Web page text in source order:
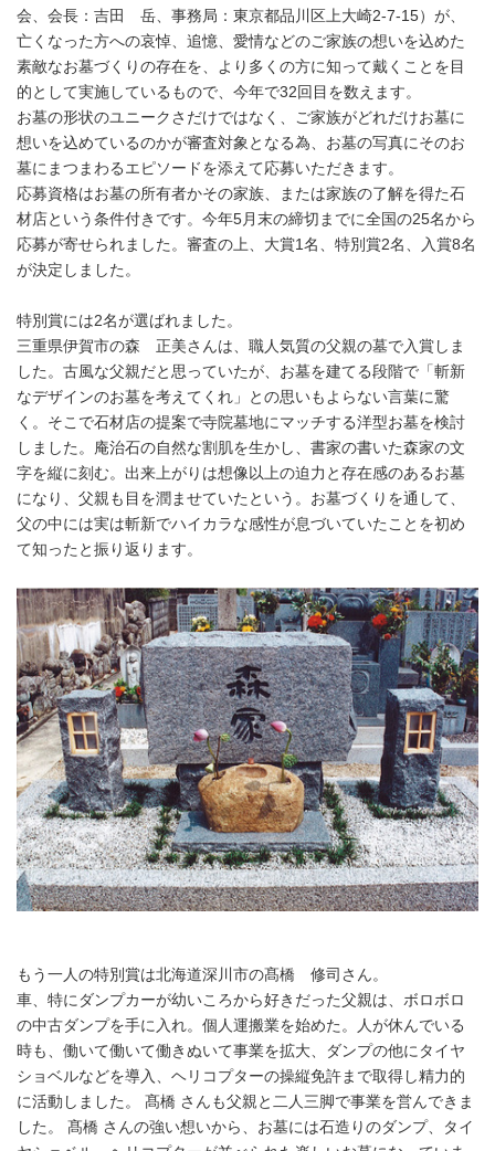
会、会長：吉田 岳、事務局：東京都品川区上大崎2-7-15）が、
亡くなった方への哀悼、追憶、愛情などのご家族の想いを込めた
素敵なお墓づくりの存在を、より多くの方に知って戴くことを目
的として実施しているもので、今年で32回目を数えます。
お墓の形状のユニークさだけではなく、ご家族がどれだけお墓に
想いを込めているのかが審査対象となる為、お墓の写真にそのお
墓にまつまわるエピソードを添えて応募いただきます。
応募資格はお墓の所有者かその家族、または家族の了解を得た石
材店という条件付きです。今年5月末の締切までに全国の25名から
応募が寄せられました。審査の上、大賞1名、特別賞2名、入賞8名
が決定しました。
特別賞には2名が選ばれました。
三重県伊賀市の森 正美さんは、職人気質の父親の墓で入賞しま
した。古風な父親だと思っていたが、お墓を建てる段階で「斬新
なデザインのお墓を考えてくれ」との思いもよらない言葉に驚
く。そこで石材店の提案で寺院墓地にマッチする洋型お墓を検討
しました。庵治石の自然な割肌を生かし、書家の書いた森家の文
字を縦に刻む。出来上がりは想像以上の迫力と存在感のあるお墓
になり、父親も目を潤ませていたという。お墓づくりを通して、
父の中には実は斬新でハイカラな感性が息づいていたことを初め
て知ったと振り返ります。
もう一人の特別賞は北海道深川市の髙橋 修司さん。
車、特にダンプカーが幼いころから好きだった父親は、ボロボロ
の中古ダンプを手に入れ。個人運搬業を始めた。人が休んでいる
時も、働いて働いて働きぬいて事業を拡大、ダンプの他にタイヤ
ショベルなどを導入、ヘリコプターの操縦免許まで取得し精力的
に活動しました。 髙橋 さんも父親と二人三脚で事業を営んできま
した。 髙橋 さんの強い想いから、お墓には石造りのダンプ、タイ